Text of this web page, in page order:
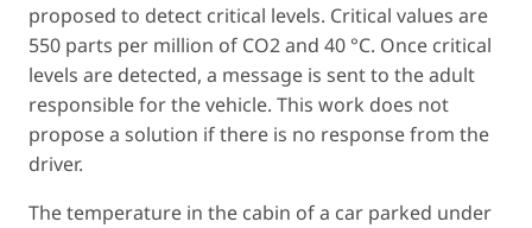
proposed to detect critical levels. Critical values are
550 parts per million of CO2 and 40 °C. Once critical
levels are detected, a message is sent to the adult
responsible for the vehicle. This work does not
propose a solution if there is no response from the
driver.
The temperature in the cabin of a car parked under